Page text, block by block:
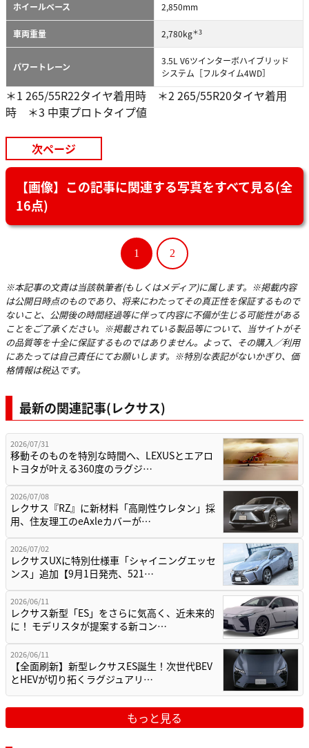
ホイールベース 2,850mm
車両重量 2,780kg＊3
パワートレーン
3.5L V6ツインターボハイブリッド
システム［フルタイム4WD］
＊1 265/55R22タイヤ着用時 ＊2 265/55R20タイヤ着用
時 ＊3 中東プロトタイプ値
次ページ
【画像】この記事に関連する写真をすべて見る(全
16点)
1 2
※本記事の文責は当該執筆者(もしくはメディア)に属します。※掲載内容
は公開日時点のものであり、将来にわたってその真正性を保証するもので
ないこと、公開後の時間経過等に伴って内容に不備が生じる可能性がある
ことをご了承ください。※掲載されている製品等について、当サイトがそ
の品質等を十全に保証するものではありません。よって、その購入／利用
にあたっては自己責任にてお願いします。※特別な表記がないかぎり、価
格情報は税込です。
最新の関連記事(レクサス)
2026/07/31
移動そのものを特別な時間へ、LEXUSとエアロ
トヨタが叶える360度のラグジ…
2026/07/08
レクサス『RZ』に新材料「高剛性ウレタン」採
用、住友理工のeAxleカバーが…
2026/07/02
レクサスUXに特別仕様車「シャイニングエッセ
ンス」追加【9月1日発売、521…
2026/06/11
レクサス新型「ES」をさらに気高く、近未来的
に！ モデリスタが提案する新コン…
2026/06/11
【全面刷新】新型レクサスES誕生！次世代BEV
とHEVが切り拓くラグジュアリ…
もっと見る